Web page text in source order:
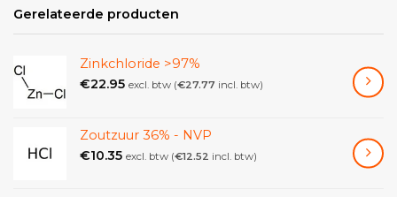
Gerelateerde producten
Zinkchloride >97%
€22.95 excl. btw (€27.77 incl. btw)
Zoutzuur 36% - NVP
€10.35 excl. btw (€12.52 incl. btw)